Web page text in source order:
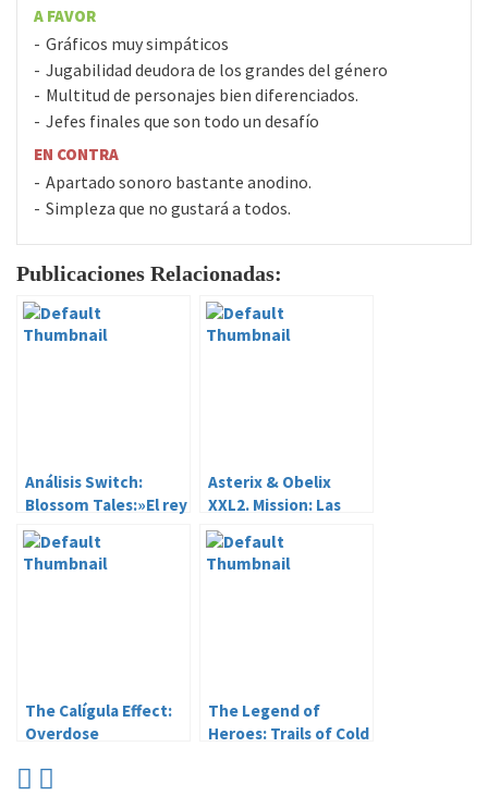
A FAVOR
Gráficos muy simpáticos
Jugabilidad deudora de los grandes del género
Multitud de personajes bien diferenciados.
Jefes finales que son todo un desafío
EN CONTRA
Apartado sonoro bastante anodino.
Simpleza que no gustará a todos.
Publicaciones Relacionadas:
Análisis Switch:
Blossom Tales:»El rey
durmiente». Sabor
añejo.
Asterix & Obelix
XXL2. Mission: Las
Vegum. Están locos
estos romanos!.
The Calígula Effect:
Overdose
The Legend of
Heroes: Trails of Cold